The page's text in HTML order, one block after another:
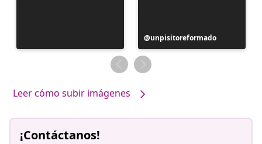
Publicación
realizada
por
unpisitoreformado
Leer cómo subir imágenes
¡Contáctanos!